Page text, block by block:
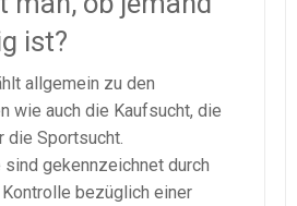
ist?
allgemein zu den
wie auch die Kaufsucht, die
die Sportsucht.
gekennzeichnet durch
bezüglich einer